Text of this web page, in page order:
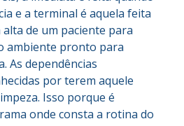
e a terminal é aquela feita
de um paciente para
ambiente pronto para
As dependências
por terem aquele
Isso porque é
onde consta a rotina do